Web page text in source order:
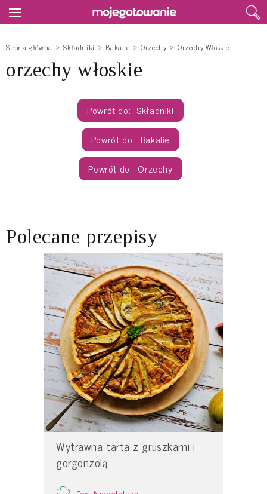
Strona główna Składniki Bakalie Orzechy Orzechy Włoskie
orzechy włoskie
Składniki
Bakalie
Orzechy
Polecane przepisy
Wytrawna tarta z gruszkami i
gorgonzolą